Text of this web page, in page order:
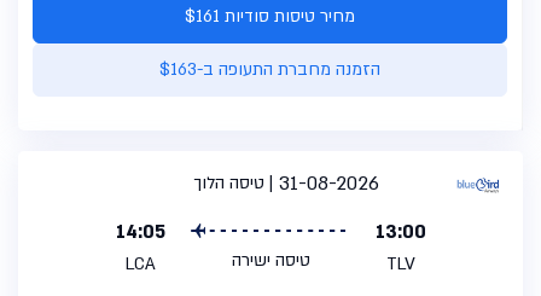
מחיר טיסות סודיות $161
הזמנה מחברת התעופה ב-$163
טיסה הלוך
31-08-2026
13:00
TLV טיסה ישירה
14:05
LCA